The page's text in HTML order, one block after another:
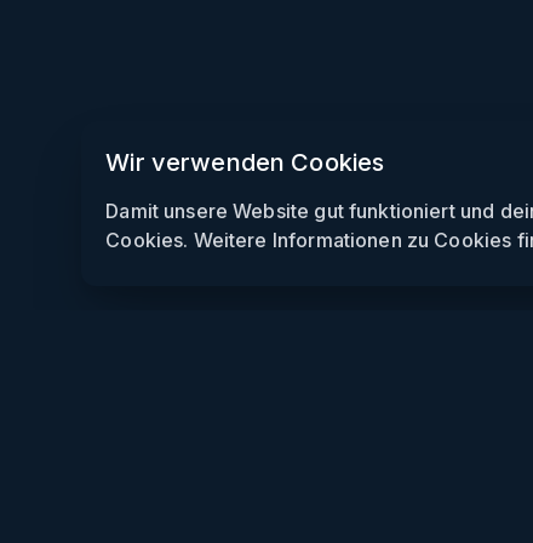
Wir verwenden Cookies
Damit unsere Website gut funktioniert und
Cookies. Weitere Informationen zu Cookies